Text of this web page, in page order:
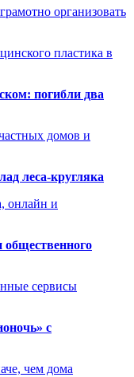
организовать
пластика в
погибли два
домов и
леса-кругляка
онлайн и
сервисы
с
чем дома